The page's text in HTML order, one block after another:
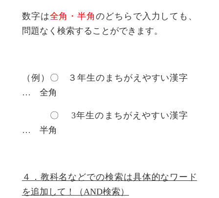
数字は全角・半角のどちらで入力しても、
問題なく検索することができます。
（例）〇 ３年生のまちがえやすい漢字
… 全角
〇 3年生のまちがえやすい漢字
… 半角
４．教科名などでの検索は具体的なワード
を追加して！（AND検索）